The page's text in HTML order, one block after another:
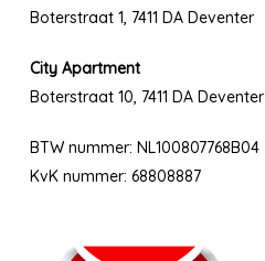
Boterstraat 1, 7411 DA Deventer
City Apartment
Boterstraat 10, 7411 DA Deventer
BTW nummer: NL100807768B04
KvK nummer: 68808887